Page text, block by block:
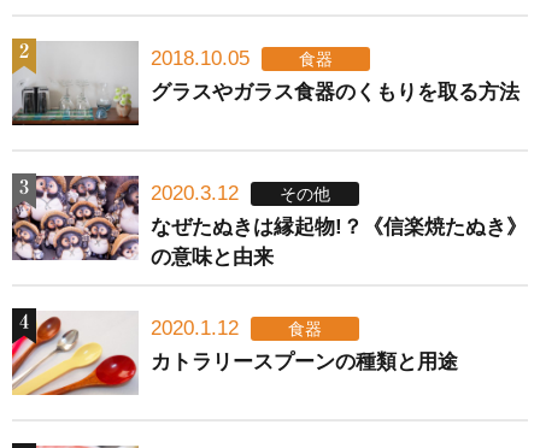
2018.10.05 食器
グラスやガラス食器のくもりを取る方法
2020.3.12 その他
なぜたぬきは縁起物!？《信楽焼たぬき》
の意味と由来
2020.1.12 食器
カトラリースプーンの種類と用途